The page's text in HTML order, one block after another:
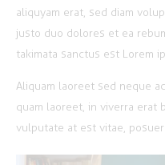
aliquyam erat, sed diam
justo duo dolores et ea
takimata sanctus est Lorem
Aliquam laoreet sed neque
quam laoreet, in viverra erat
vulputate at est vitae,